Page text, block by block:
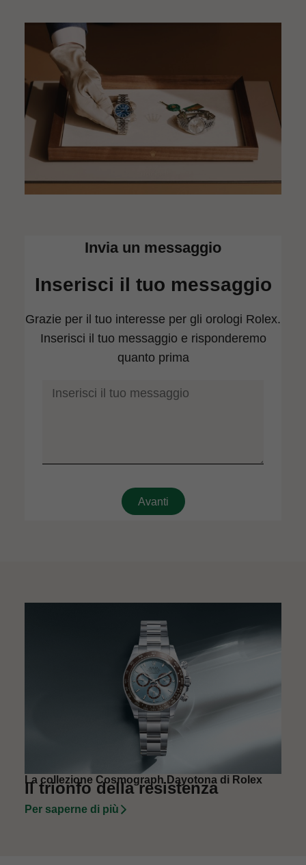
Invia un messaggio
Inserisci il tuo messaggio
Grazie per il tuo interesse per gli orologi Rolex.
Inserisci il tuo messaggio e risponderemo
quanto prima
Avanti
La collezione Cosmograph Dayotona di Rolex
Il trionfo della resistenza
Per saperne di più